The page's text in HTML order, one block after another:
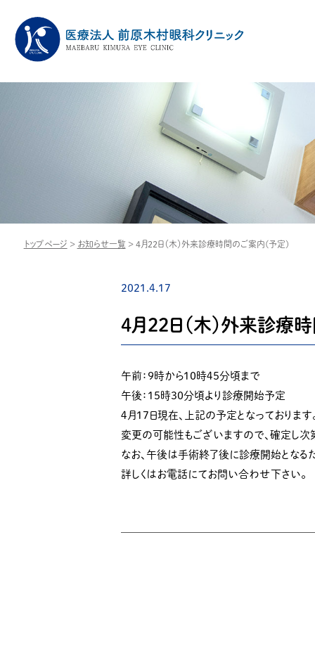
トップページ > お知らせ一覧 > 4月22日（木）外来診療時間のご案内(予定)
2021.4.17
4月22日（木）外来診療
午前：９時から１０時４５分頃まで
午後：１５時３０分頃より診療開始予定
４月１７日現在、上記の予定となっております
変更の可能性もございますので、確定し次
なお、午後は手術終了後に診療開始となる
詳しくはお電話にてお問い合わせ下さい。